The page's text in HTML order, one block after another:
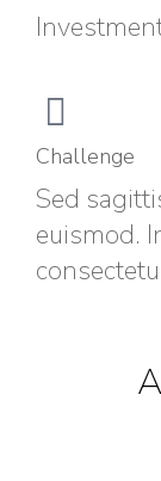
Challenge
Sed
euismod.